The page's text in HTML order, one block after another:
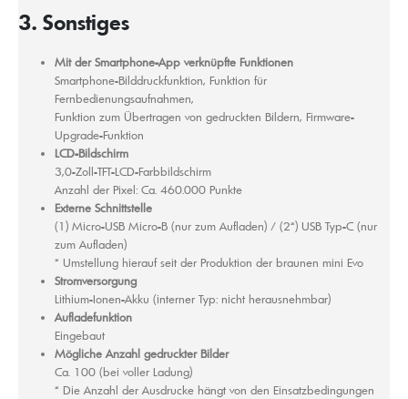
3. Sonstiges
Mit der Smartphone-App verknüpfte Funktionen
Smartphone-Bilddruckfunktion, Funktion für
Fernbedienungsaufnahmen,
Funktion zum Übertragen von gedruckten Bildern, Firmware-
Upgrade-Funktion
LCD-Bildschirm
3,0-Zoll-TFT-LCD-Farbbildschirm
Anzahl der Pixel: Ca. 460.000 Punkte
Externe Schnittstelle
(1) Micro-USB Micro-B (nur zum Aufladen) / (2*) USB Typ-C (nur
zum Aufladen)
* Umstellung hierauf seit der Produktion der braunen mini Evo
Stromversorgung
Lithium-Ionen-Akku (interner Typ: nicht herausnehmbar)
Aufladefunktion
Eingebaut
Mögliche Anzahl gedruckter Bilder
Ca. 100 (bei voller Ladung)
* Die Anzahl der Ausdrucke hängt von den Einsatzbedingungen